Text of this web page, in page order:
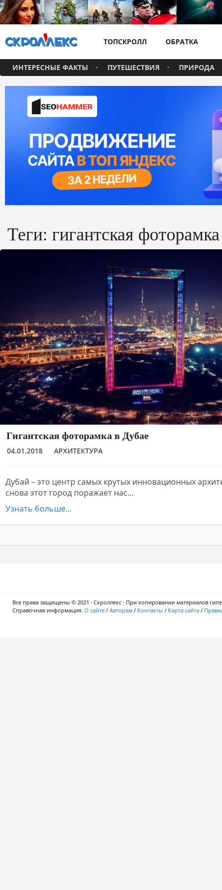
ТОПСКРОЛЛ ОБРАТКА
ИНТЕРЕСНЫЕ ФАКТЫ ПУТЕШЕСТВИЯ ПРИРОДА
Теги: гигантская фоторамка
Гигантская фоторамка в Дубае
04.01.2018 АРХИТЕКТУРА
Дубай – это центр самых крутых инновационных
снова этот город поражает нас…
Узнать больше…
Все права защищены © 2021 · Скроллекс · При копировании материалов
Справочная информация: О сайте / Авторам / Контакты / Карта сайта /